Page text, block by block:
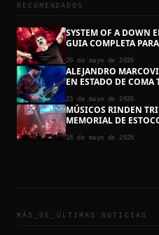
RECOMENDADOS
SYSTEM OF A DOWN
GUIA COMPLETA
26 de mayo de 2026
ALEJANDRO
EN ESTADO DE COMA
23 de mayo de 2026
MÚSICOS RINDEN
MEMORIAL DE
18 de mayo de 2026
MÁS_DE_ ÚLTIMAS NOTICIAS